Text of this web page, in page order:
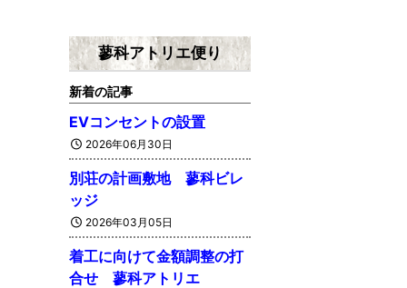
蓼科アトリエ便り
新着の記事
EVコンセントの設置
2026年06月30日
別荘の計画敷地 蓼科ビレ
ッジ
2026年03月05日
着工に向けて金額調整の打
合せ 蓼科アトリエ